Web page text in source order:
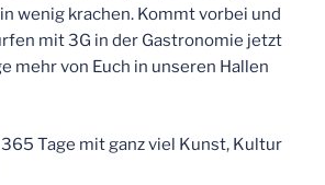
wenig krachen. Kommt vorbei und
mit 3G in der Gastronomie jetzt
mehr von Euch in unseren Hallen
Tage mit ganz viel Kunst, Kultur